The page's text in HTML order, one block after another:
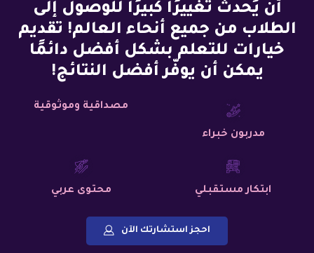
أن يُحدث تغييرًا كبيرًا للوصول إلى
الطلاب من جميع أنحاء العالم! تقديم
خيارات للتعلم بشكل أفضل دائمًا
يمكن أن يوفّر أفضل النتائج!
مدربون خبراء
مصداقية وموثوقية
ابتكار مستقبلي محتوى عربي
احجز استشارتك الآن